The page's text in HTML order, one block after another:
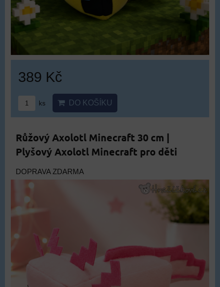
389 Kč
ks DO KOŠÍKU
Růžový Axolotl Minecraft 30 cm |
Plyšový Axolotl Minecraft pro děti
DOPRAVA ZDARMA